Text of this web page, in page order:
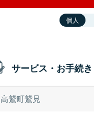
個人
サービス・お手続き
高鷲町鷲見